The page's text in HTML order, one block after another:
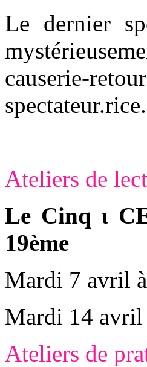
Le dernier
causerie-
Ateliers de
Le Cinq ι
19ème
Mardi 7 avril
Mardi 14 avril
Ateliers de